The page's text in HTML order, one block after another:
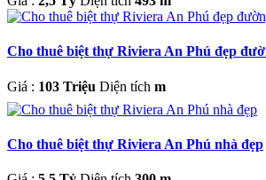
Cho thuê biệt thự Riviera An Phú đẹp
Giá : 103 Triệu Diện tích m
Cho thuê biệt thự Riviera An Phú nhà đẹp